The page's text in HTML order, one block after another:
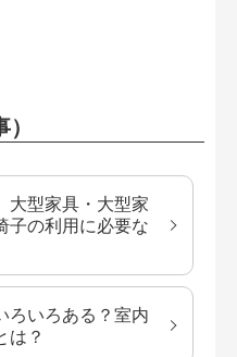
型家具・大型家
子の利用に必要な
ろいろある？室内
は？